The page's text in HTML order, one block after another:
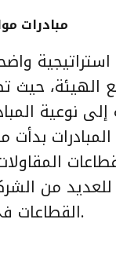
مبادرات
الهيئة، حيث
نوعية
من
القطاعات في الاقتصاد السعودي.